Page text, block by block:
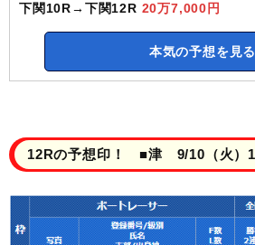
下関10R→下関12R 20万7,000円
本気の予想を見る
12Rの予想印！ ■津 9/10（火）